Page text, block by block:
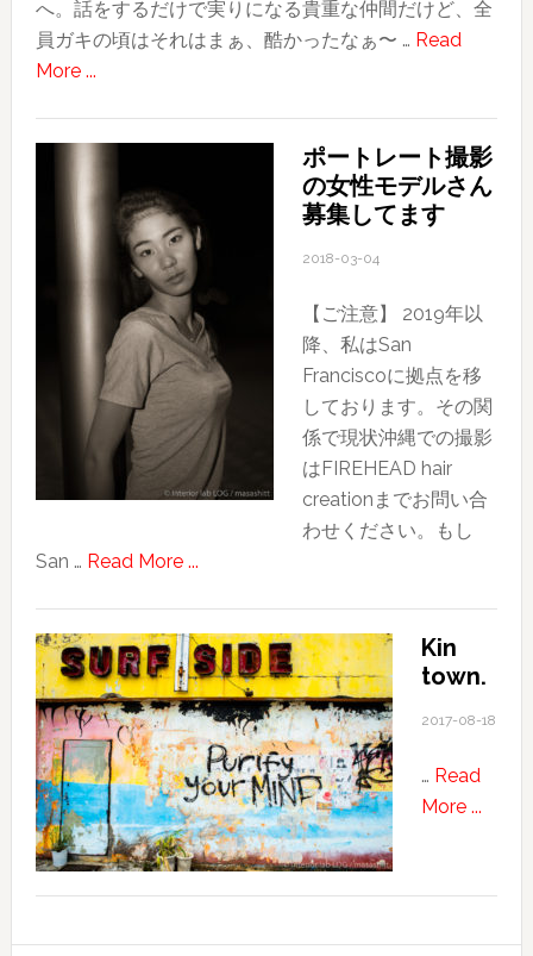
に
行
っ
て
き
へ。話をするだけで実りになる貴重な仲間だけど、全
員ガキの頃はそれはまぁ、酷かったなぁ〜 … Read
More ...about
記〜
1〜
旅
の
目
ポートレート撮影
の女性モデルさん
募集してます
2018-03-04
【ご注意】 2019年以
降、私はSan
Franciscoに拠点を移
しております。その関
係で現状沖縄での撮影
はFIREHEAD hair
creationまでお問い合
わせください。もし
San … Read More ...about
ト
レ
ー
ト
撮
影
の
女
性
Kin
town.
2017-08-18
… Read
More ...about